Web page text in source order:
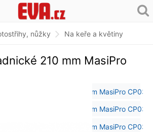
nůžky Na keře a květiny
210 mm MasiPro